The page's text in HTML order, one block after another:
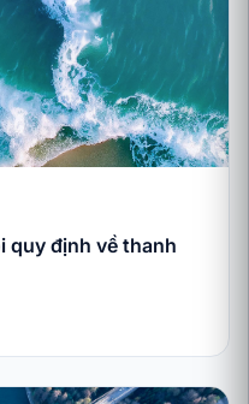
quy định về thanh